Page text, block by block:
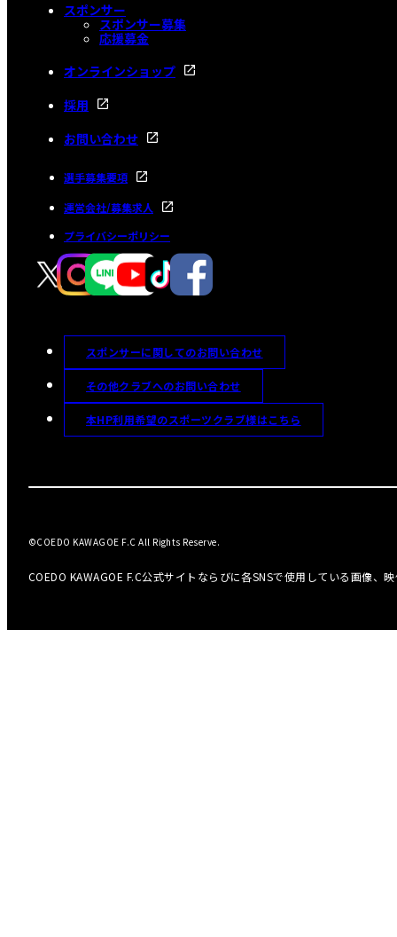
スポンサー
スポンサー募集
応援募金
オンラインショップ
採用
お問い合わせ
選手募集要項
運営会社/募集求人
プライバシーポリシー
スポンサーに関してのお問い合わせ
その他クラブへのお問い合わせ
本HP利用希望のスポーツクラブ様はこちら
COEDO KAWAGOE F.C公式サイトならびに各SNSで使用している画像、
©COEDO KAWAGOE F.C All Rights Reserve.